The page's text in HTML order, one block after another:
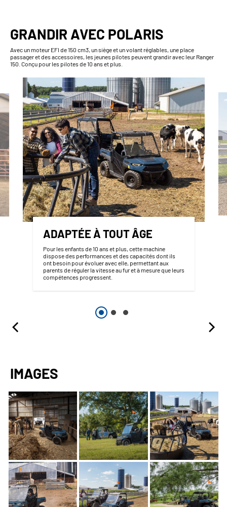
GRANDIR AVEC POLARIS
Avec un moteur EFI de 150 cm3, un siège et un volant réglables, une place
passager et des accessoires, les jeunes pilotes peuvent grandir avec leur Ranger
150. Conçu pour les pilotes de 10 ans et plus.
ADAPTÉE À TOUT ÂGE
Pour les enfants de 10 ans et plus, cette machine
dispose des performances et des capacités dont ils
ont besoin pour évoluer avec elle, permettant aux
parents de réguler la vitesse au fur et à mesure que leurs
compétences progressent.
IMAGES